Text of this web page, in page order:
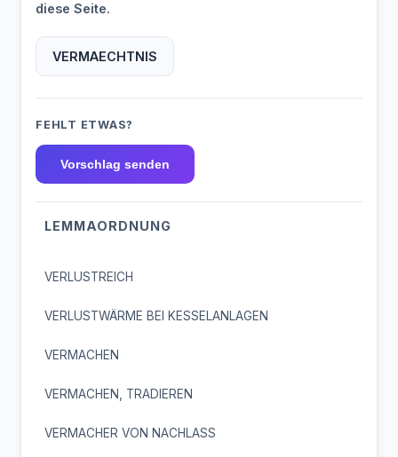
diese Seite.
VERMAECHTNIS
FEHLT ETWAS?
Vorschlag senden
LEMMAORDNUNG
VERLUSTREICH
VERLUSTWÄRME BEI KESSELANLAGEN
VERMACHEN
VERMACHEN, TRADIEREN
VERMACHER VON NACHLASS